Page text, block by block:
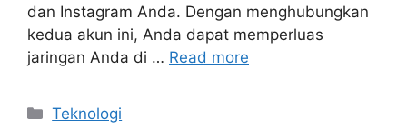
dan Instagram Anda. Dengan menghubungkan
kedua akun ini, Anda dapat memperluas
jaringan Anda di … Read more
Kategori
Teknologi